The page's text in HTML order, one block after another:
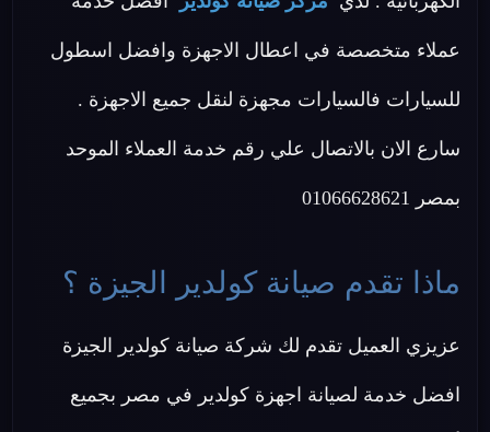
عملاء متخصصة في اعطال الاجهزة وافضل اسطول
للسيارات فالسيارات مجهزة لنقل جميع الاجهزة .
سارع الان بالاتصال علي رقم خدمة العملاء الموحد
بمصر 01066628621
ماذا تقدم صيانة كولدير الجيزة ؟
عزيزي العميل تقدم لك شركة صيانة كولدير الجيزة
افضل خدمة لصيانة اجهزة كولدير في مصر بجميع